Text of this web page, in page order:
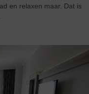
en relaxen maar. Dat is